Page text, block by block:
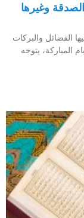
وغيرها
الفضائل والبركات
المباركة، يتوجه